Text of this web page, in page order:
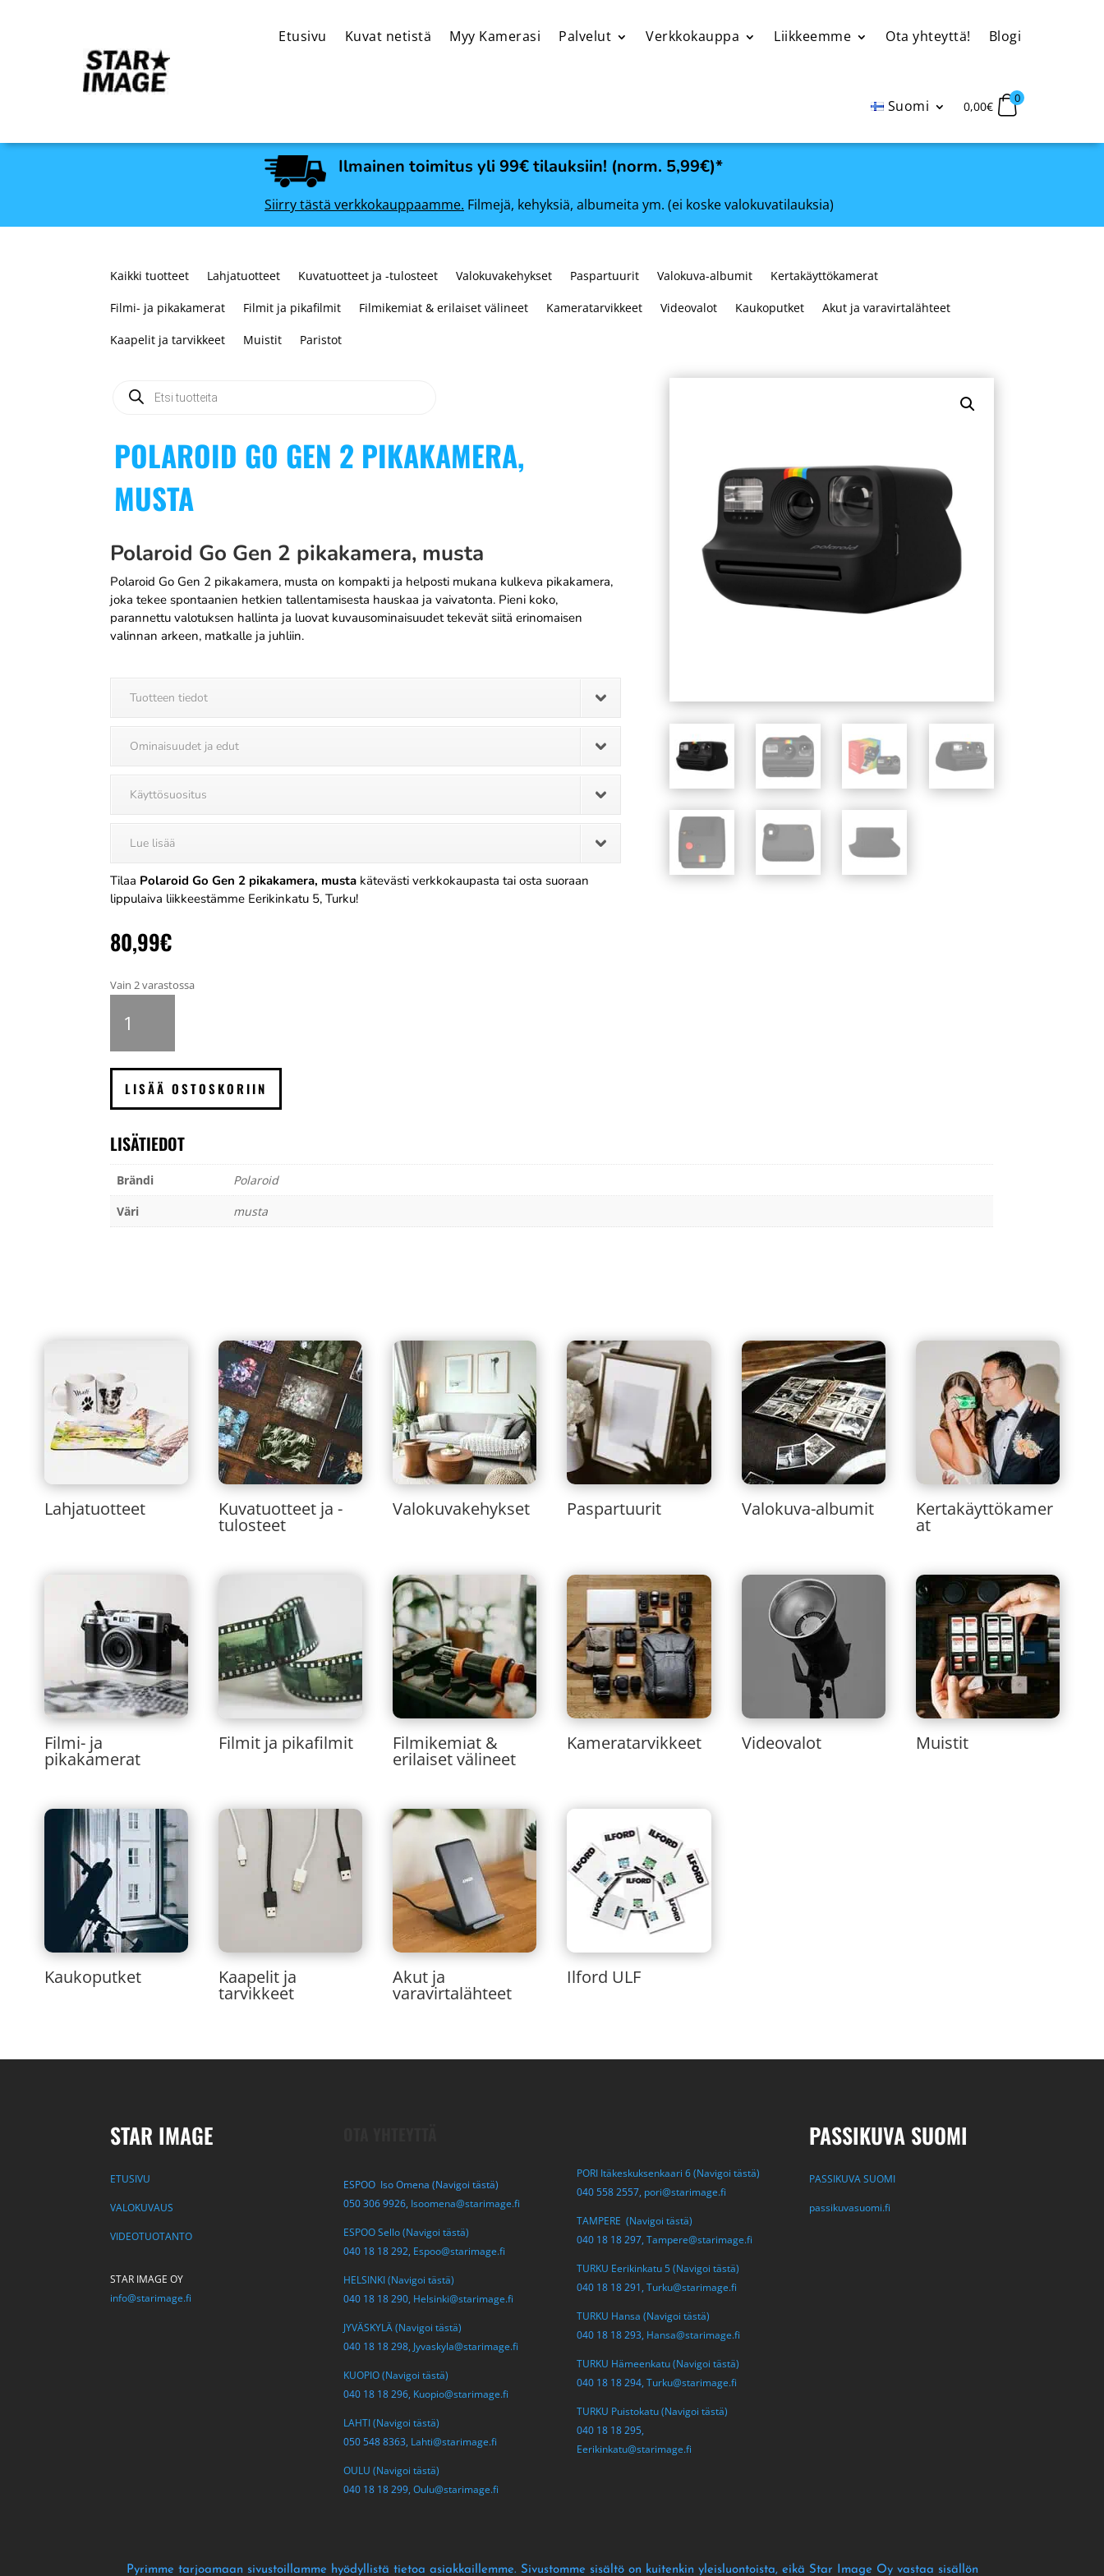
Etusivu Kuvat netistä Myy Kamerasi Palvelut Verkkokauppa Liikkeemme Ota yhteyttä! Blogi
Suomi 0,00€
0
Ilmainen toimitus yli 99€ tilauksiin! (norm. 5,99€)*
Siirry tästä verkkokauppaamme. Filmejä, kehyksiä, albumeita ym. (ei koske valokuvatilauksia)
Kaikki tuotteet Lahjatuotteet Kuvatuotteet ja -tulosteet Valokuvakehykset Paspartuurit Valokuva-albumit Kertakäyttökamerat
Filmi- ja pikakamerat Filmit ja pikafilmit Filmikemiat & erilaiset välineet Kameratarvikkeet Videovalot Kaukoputket Akut ja varavirtalähteet
Kaapelit ja tarvikkeet Muistit Paristot
Products
search
POLAROID GO GEN 2 PIKAKAMERA,
MUSTA
Polaroid Go Gen 2 pikakamera, musta
Polaroid Go Gen 2 pikakamera, musta on kompakti ja helposti mukana kulkeva pikakamera,
joka tekee spontaanien hetkien tallentamisesta hauskaa ja vaivatonta. Pieni koko,
parannettu valotuksen hallinta ja luovat kuvausominaisuudet tekevät siitä erinomaisen
valinnan arkeen, matkalle ja juhliin.
Tuotteen tiedot
Ominaisuudet ja edut
Käyttösuositus
Lue lisää
Tilaa Polaroid Go Gen 2 pikakamera, musta kätevästi verkkokaupasta tai osta suoraan
lippulaiva liikkeestämme Eerikinkatu 5, Turku!
80,99€
Vain 2 varastossa
pikakamera,
musta
LISÄÄ OSTOSKORIIN
LISÄTIEDOT
Brändi
Polaroid
Väri
musta
Lahjatuotteet Kuvatuotteet ja -
tulosteet
Valokuvakehykset Paspartuurit Valokuva-albumit Kertakäyttökamer
at
Filmi- ja
pikakamerat
Filmit ja pikafilmit Filmikemiat &
erilaiset välineet
Kameratarvikkeet Videovalot Muistit
Kaukoputket Kaapelit ja
tarvikkeet
Akut ja
varavirtalähteet
Ilford ULF
STAR IMAGE
ETUSIVU
VALOKUVAUS
VIDEOTUOTANTO
STAR IMAGE OY
info@starimage.fi
ESPOO Iso Omena (Navigoi tästä)
050 306 9926, Isoomena@starimage.fi
ESPOO Sello (Navigoi tästä)
040 18 18 292, Espoo@starimage.fi
HELSINKI (Navigoi tästä)
040 18 18 290, Helsinki@starimage.fi
JYVÄSKYLÄ (Navigoi tästä)
040 18 18 298, Jyvaskyla@starimage.fi
KUOPIO (Navigoi tästä)
040 18 18 296, Kuopio@starimage.fi
LAHTI (Navigoi tästä)
050 548 8363, Lahti@starimage.fi
OULU (Navigoi tästä)
040 18 18 299, Oulu@starimage.fi
PORI Itäkeskuksenkaari 6 (Navigoi tästä)
040 558 2557, pori@starimage.fi
TAMPERE (Navigoi tästä)
040 18 18 297, Tampere@starimage.fi
TURKU Eerikinkatu 5 (Navigoi tästä)
040 18 18 291, Turku@starimage.fi
TURKU Hansa (Navigoi tästä)
040 18 18 293, Hansa@starimage.fi
TURKU Hämeenkatu (Navigoi tästä)
040 18 18 294, Turku@starimage.fi
TURKU Puistokatu (Navigoi tästä)
040 18 18 295,
Eerikinkatu@starimage.fi
PASSIKUVA SUOMI
PASSIKUVA SUOMI
passikuvasuomi.fi
Pyrimme tarjoamaan sivustoillamme hyödyllistä tietoa asiakkaillemme. Sivustomme sisältö on kuitenkin yleisluontoista, eikä Star Image Oy vastaa sisällön